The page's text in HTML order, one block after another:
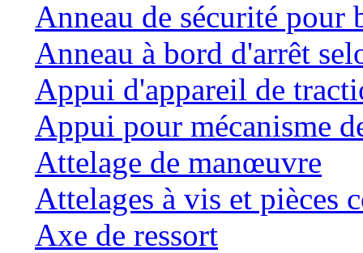
Anneau de sécurité pour
Anneau à bord d'arrêt
Appui d'appareil de
Appui pour mécanisme
Attelage de manœuvre
Attelages à vis et pièces
Axe de ressort